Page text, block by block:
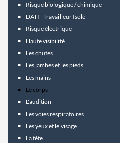
Risque biologique / chimique
DATI - Travailleur Isolé
Risque éléctrique
Haute visibilité
Les chutes
Les jambes et les pieds
Les mains
Le corps
L'audition
Les voies respiratoires
Les yeux et le visage
La tête